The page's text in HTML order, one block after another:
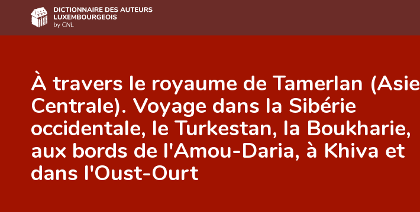
Auteur(e)s A-Z
Recherche avancée
Foire aux questions
CNL
Équipe scientifique
À travers le royaume de Tamerlan (Asie
Centrale). Voyage dans la Sibérie
occidentale, le Turkestan, la Boukharie,
aux bords de l'Amou-Daria, à Khiva et
dans l'Oust-Ourt